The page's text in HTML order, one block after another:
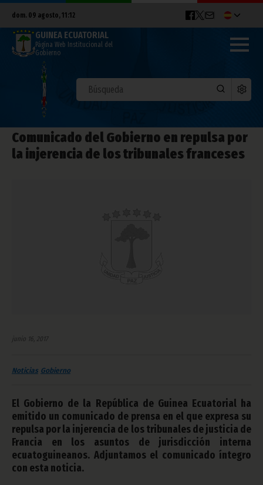
dom. 09 agosto, 11:12
GUINEA ECUATORIAL
Página Web Institucional del
Gobierno
Comunicado del Gobierno en repulsa por
la injerencia de los tribunales franceses
junio 16, 2017
Noticias Gobierno
El Gobierno de la República de Guinea Ecuatorial ha
emitido un comunicado de prensa en el que expresa su
repulsa por la injerencia de los tribunales de justicia de
Francia en los asuntos de jurisdicción interna
ecuatoguineanos. Adjuntamos el comunicado íntegro
con esta noticia.